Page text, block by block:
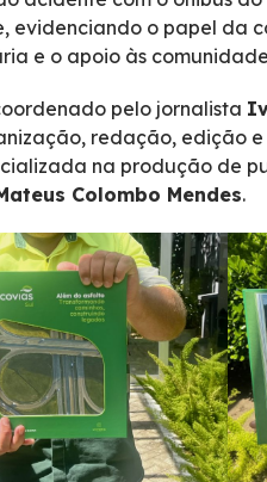
evidenciando o papel da
e o apoio às
pelo jornalista
redação, edição
na produção de
Colombo Mendes.